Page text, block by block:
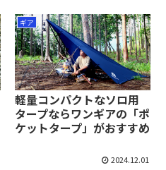
ギア
軽量コンパクトなソロ用
タープならワンギアの「ポ
ケットタープ」がおすすめ
2024.12.01